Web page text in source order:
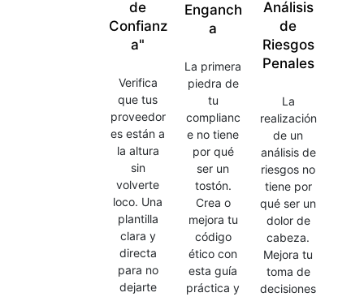
de
Confianz
a"
Verifica
que tus
proveedor
es están a
la altura
sin
volverte
loco. Una
plantilla
clara y
directa
para no
dejarte
Enganch
a
La primera
piedra de
tu
complianc
e no tiene
por qué
ser un
tostón.
Crea o
mejora tu
código
ético con
esta guía
práctica y
Análisis
de
Riesgos
Penales
La
realización
de un
análisis de
riesgos no
tiene por
qué ser un
dolor de
cabeza.
Mejora tu
toma de
decisiones